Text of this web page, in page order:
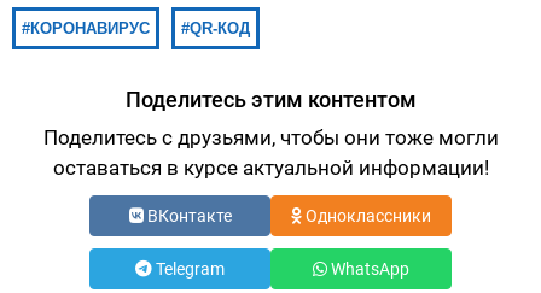
КОРОНАВИРУС QR-КОД
Поделитесь этим контентом
Поделитесь с друзьями, чтобы они тоже могли
оставаться в курсе актуальной информации!
ВКонтакте Одноклассники
Telegram WhatsApp